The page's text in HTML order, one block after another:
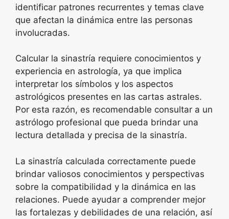
identificar patrones recurrentes y temas clave
que afectan la dinámica entre las personas
involucradas.
Calcular la sinastría requiere conocimientos y
experiencia en astrología, ya que implica
interpretar los símbolos y los aspectos
astrológicos presentes en las cartas astrales.
Por esta razón, es recomendable consultar a un
astrólogo profesional que pueda brindar una
lectura detallada y precisa de la sinastría.
La sinastría calculada correctamente puede
brindar valiosos conocimientos y perspectivas
sobre la compatibilidad y la dinámica en las
relaciones. Puede ayudar a comprender mejor
las fortalezas y debilidades de una relación, así